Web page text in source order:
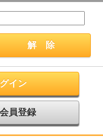
イン
員登録